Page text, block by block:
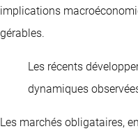
implications
gérables.
Les récents
dynamiques
Les marchés obligataires,